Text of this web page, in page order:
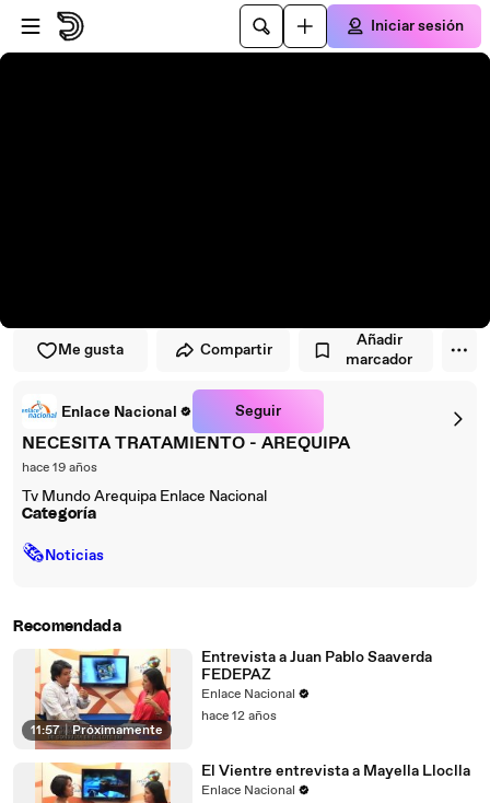
Saltar al reproductor
Saltar al contenido principal
Iniciar sesión
Me gusta Compartir
Añadir
marcador
Enlace Nacional Seguir
NECESITA TRATAMIENTO - AREQUIPA
hace 19 años
Tv Mundo Arequipa Enlace Nacional
Categoría
🗞Noticias
Recomendada
11:57 | Próximamente
Entrevista a Juan Pablo Saaverda
FEDEPAZ
Enlace Nacional
hace 12 años
El Vientre entrevista a Mayella Lloclla
Enlace Nacional